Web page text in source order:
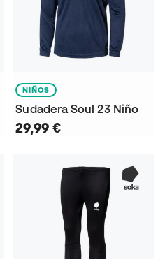
NIÑOS
Sudadera Soul 23 Niño
29,99 €